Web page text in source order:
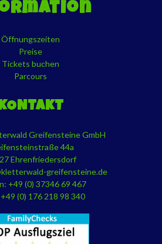
Öffnungszeiten
Preise
Tickets buchen
Parcours
Greifensteine GmbH
44a
Ehrenfriedersdorf
greifensteine.de
+49 (0) 37346 69 467
(0) 176 218 98 340